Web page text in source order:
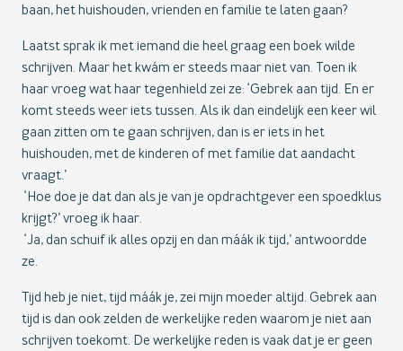
baan, het huishouden, vrienden en familie te laten gaan?
Laatst sprak ik met iemand die heel graag een boek wilde
schrijven. Maar het kwám er steeds maar niet van. Toen ik
haar vroeg wat haar tegenhield zei ze: ‘Gebrek aan tijd. En er
komt steeds weer iets tussen. Als ik dan eindelijk een keer wil
gaan zitten om te gaan schrijven, dan is er iets in het
huishouden, met de kinderen of met familie dat aandacht
vraagt.’
‘Hoe doe je dat dan als je van je opdrachtgever een spoedklus
krijgt?’ vroeg ik haar.
‘Ja, dan schuif ik alles opzij en dan máák ik tijd,’ antwoordde
ze.
Tijd heb je niet, tijd máák je, zei mijn moeder altijd. Gebrek aan
tijd is dan ook zelden de werkelijke reden waarom je niet aan
schrijven toekomt. De werkelijke reden is vaak dat je er geen